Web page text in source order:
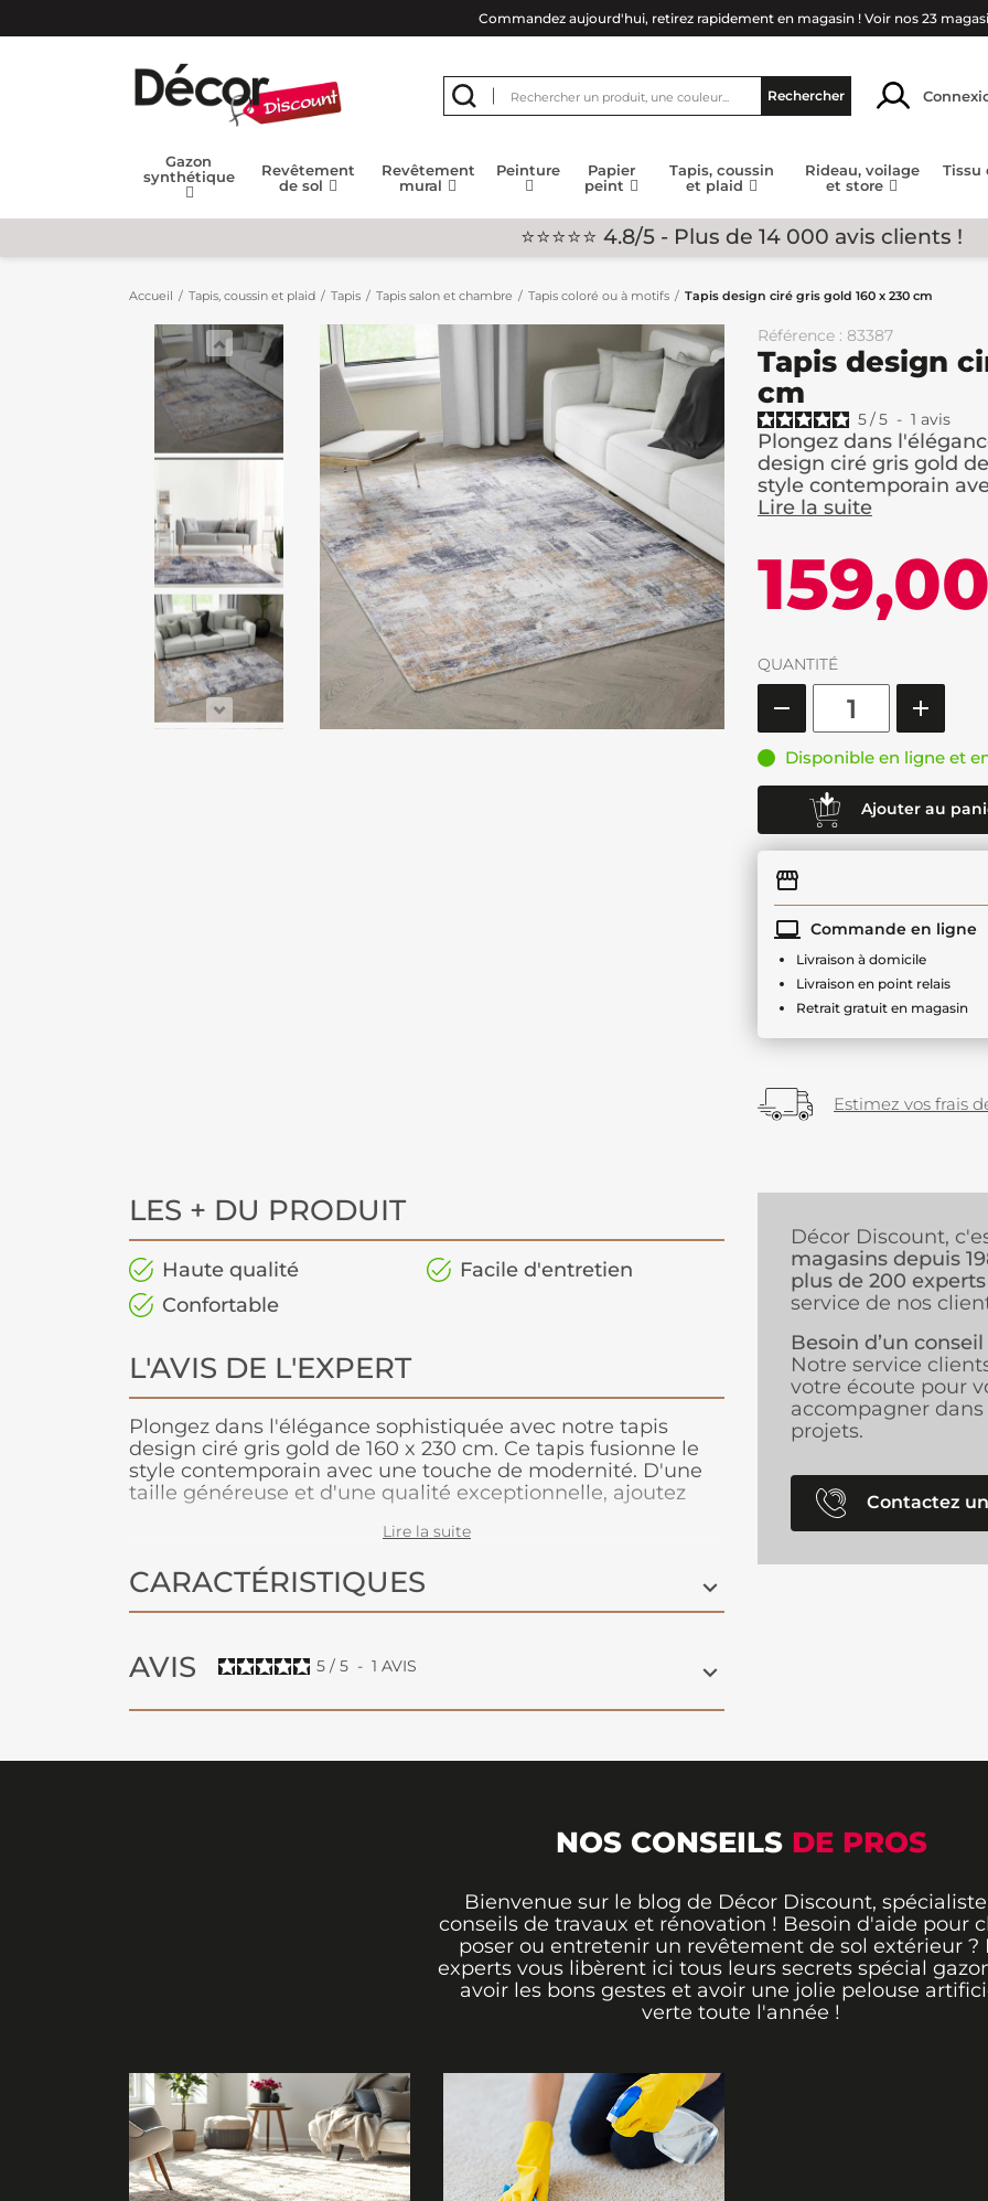
Commandez aujourd'hui, retirez rapidement en magasin ! Voir nos 23
Rechercher
Gazon
synthétique
Revêtement
de sol
Revêtement
mural
Peinture
Papier
peint
Tapis, coussin
et plaid
Rideau, voilage
et store
Tissu
⭐⭐⭐⭐⭐ 4.8/5 - Plus de 14 000 avis clients !
Accueil Tapis, coussin et plaid Tapis Tapis salon et chambre Tapis coloré ou à motifs Tapis design ciré gris gold 160 x 230 cm
Référence : 83387
Tapis design
cm
5/5 - 1 avis
Plongez dans
design ciré gris gold
style contemporain
Lire la suite
QUANTITÉ
Disponible en ligne et
Ajouter au
Commande en ligne
Livraison à domicile
Livraison en point relais
Retrait gratuit en magasin
Estimez vos frais
LES + DU PRODUIT
Haute qualité
Facile d'entretien
Confortable
L'AVIS DE L'EXPERT
Plongez dans l'élégance sophistiquée avec notre tapis
design ciré gris gold de 160 x 230 cm. Ce tapis fusionne le
style contemporain avec une touche de modernité. D'une
taille généreuse et d'une qualité exceptionnelle, ajoutez
Lire la suite
CARACTÉRISTIQUES
AVIS 5 / 5 - 1 AVIS
Décor Discount,
magasins depuis
plus de 200 experts
service de nos
Besoin d’un
Notre service
votre écoute pour
accompagner dans
projets.
Contactez
NOS CONSEILS DE PROS
Bienvenue sur le blog de Décor Discount,
conseils de travaux et rénovation ! Besoin d'aide pour
poser ou entretenir un revêtement de sol extérieur ?
experts vous libèrent ici tous leurs secrets spécial
avoir les bons gestes et avoir une jolie pelouse
verte toute l'année !